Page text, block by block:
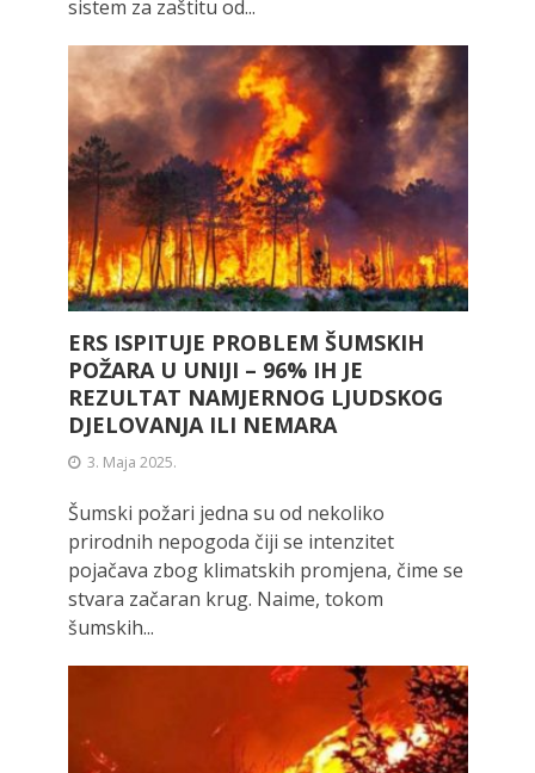
sistem za zaštitu od...
ERS ISPITUJE PROBLEM ŠUMSKIH
POŽARA U UNIJI – 96% IH JE
REZULTAT NAMJERNOG LJUDSKOG
DJELOVANJA ILI NEMARA
3. Maja 2025.
Šumski požari jedna su od nekoliko
prirodnih nepogoda čiji se intenzitet
pojačava zbog klimatskih promjena, čime se
stvara začaran krug. Naime, tokom
šumskih...